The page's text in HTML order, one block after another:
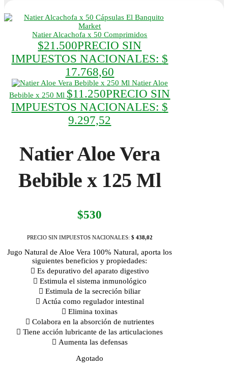
Natier Alcachofa x 50 Comprimidos
$21.500PRECIO SIN
IMPUESTOS NACIONALES: $
17.768,60
Natier Aloe
Bebible x 250 Ml $11.250PRECIO SIN
IMPUESTOS NACIONALES: $
9.297,52
Natier Aloe Vera
Bebible x 125 Ml
$530
PRECIO SIN IMPUESTOS NACIONALES: $ 438,02
Jugo Natural de Aloe Vera 100% Natural, aporta los
siguientes beneficios y propiedades:
 Es depurativo del aparato digestivo
 Estimula el sistema inmunológico
 Estimula de la secreción biliar
 Actúa como regulador intestinal
 Elimina toxinas
 Colabora en la absorción de nutrientes
 Tiene acción lubricante de las articulaciones
 Aumenta las defensas
Agotado